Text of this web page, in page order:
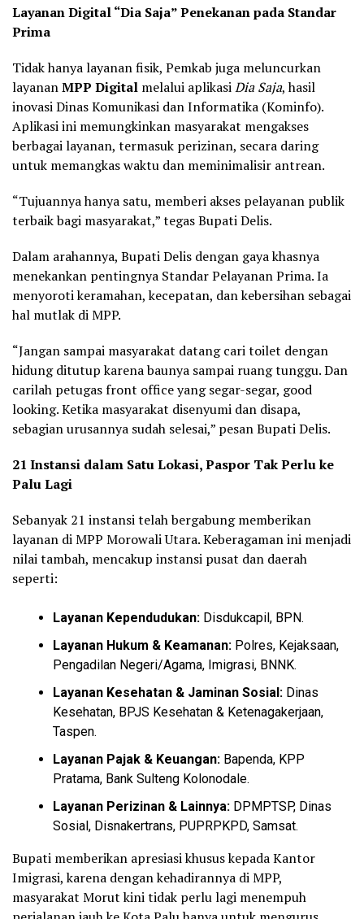
Layanan Digital “Dia Saja” Penekanan pada Standar
Prima
Tidak hanya layanan fisik, Pemkab juga meluncurkan
layananMPP Digital melalui aplikasiDia Saja, hasil
inovasi Dinas Komunikasi dan Informatika (Kominfo).
Aplikasi ini memungkinkan masyarakat mengakses
berbagai layanan, termasuk perizinan, secara daring
untuk memangkas waktu dan meminimalisir antrean.
“Tujuannya hanya satu, memberi akses pelayanan publik
terbaik bagi masyarakat,” tegas Bupati Delis.
Dalam arahannya, Bupati Delis dengan gaya khasnya
menekankan pentingnya Standar Pelayanan Prima. Ia
menyoroti keramahan, kecepatan, dan kebersihan sebagai
hal mutlak di MPP.
“Jangan sampai masyarakat datang cari toilet dengan
hidung ditutup karena baunya sampai ruang tunggu. Dan
carilah petugas front office yang segar-segar, good
looking. Ketika masyarakat disenyumi dan disapa,
sebagian urusannya sudah selesai,” pesan Bupati Delis.
21 Instansi dalam Satu Lokasi, Paspor Tak Perlu ke
Palu Lagi
Sebanyak 21 instansi telah bergabung memberikan
layanan di MPP Morowali Utara. Keberagaman ini menjadi
nilai tambah, mencakup instansi pusat dan daerah
seperti:
Layanan Kependudukan: Disdukcapil, BPN.
Layanan Hukum & Keamanan: Polres, Kejaksaan,
Pengadilan Negeri/Agama, Imigrasi, BNNK.
Layanan Kesehatan & Jaminan Sosial: Dinas
Kesehatan, BPJS Kesehatan & Ketenagakerjaan,
Taspen.
Layanan Pajak & Keuangan: Bapenda, KPP
Pratama, Bank Sulteng Kolonodale.
Layanan Perizinan & Lainnya: DPMPTSP, Dinas
Sosial, Disnakertrans, PUPRPKPD, Samsat.
Bupati memberikan apresiasi khusus kepada Kantor
Imigrasi, karena dengan kehadirannya di MPP,
masyarakat Morut kini tidak perlu lagi menempuh